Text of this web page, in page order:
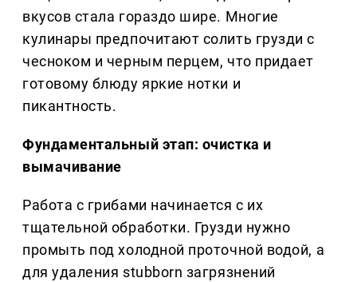
вкусов стала гораздо шире. Многие
кулинары предпочитают солить грузди с
чесноком и черным перцем, что придает
готовому блюду яркие нотки и
пикантность.
Фундаментальный этап: очистка и
вымачивание
Работа с грибами начинается с их
тщательной обработки. Грузди нужно
промыть под холодной проточной водой, а
для удаления stubborn загрязнений